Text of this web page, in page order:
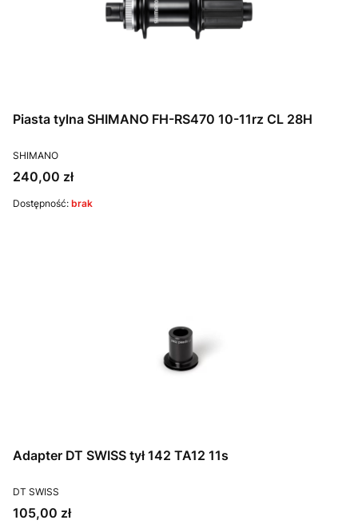
Piasta tylna SHIMANO FH-RS470 10-11rz CL 28H
PRODUCENT
SHIMANO
Cena
240,00 zł
Dostępność: brak
Adapter DT SWISS tył 142 TA12 11s
PRODUCENT
DT SWISS
Cena
105,00 zł